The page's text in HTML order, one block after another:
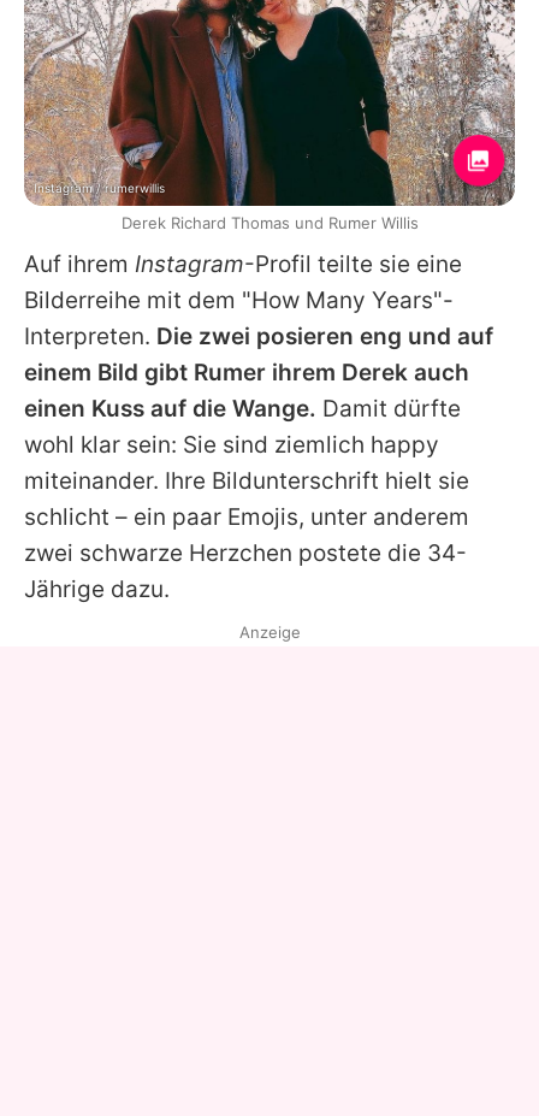
Auf ihrem Instagram-Profil teilte sie eine
Bilderreihe mit dem "How Many Years"-
Interpreten. Die zwei posieren eng und auf
einem Bild gibt Rumer ihrem Derek auch
einen Kuss auf die Wange. Damit dürfte
wohl klar sein: Sie sind ziemlich happy
miteinander. Ihre Bildunterschrift hielt sie
schlicht – ein paar Emojis, unter anderem
zwei schwarze Herzchen postete die 34-
Jährige dazu.
Instagram / rumerwillis
Derek Richard Thomas und Rumer Willis
Anzeige